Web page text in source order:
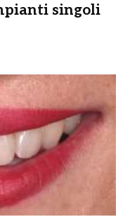
singoli